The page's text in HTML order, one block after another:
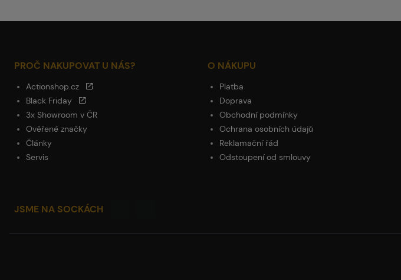
PROČ NAKUPOVAT U NÁS?
Actionshop.cz
Black Friday
3x Showroom v ČR
Ověřené značky
Články
Servis
O NÁKUPU
Platba
Doprava
Obchodní podmínky
Ochrana osobních údajů
Reklamační řád
Odstoupení od smlouvy
JSME NA SOCKÁCH